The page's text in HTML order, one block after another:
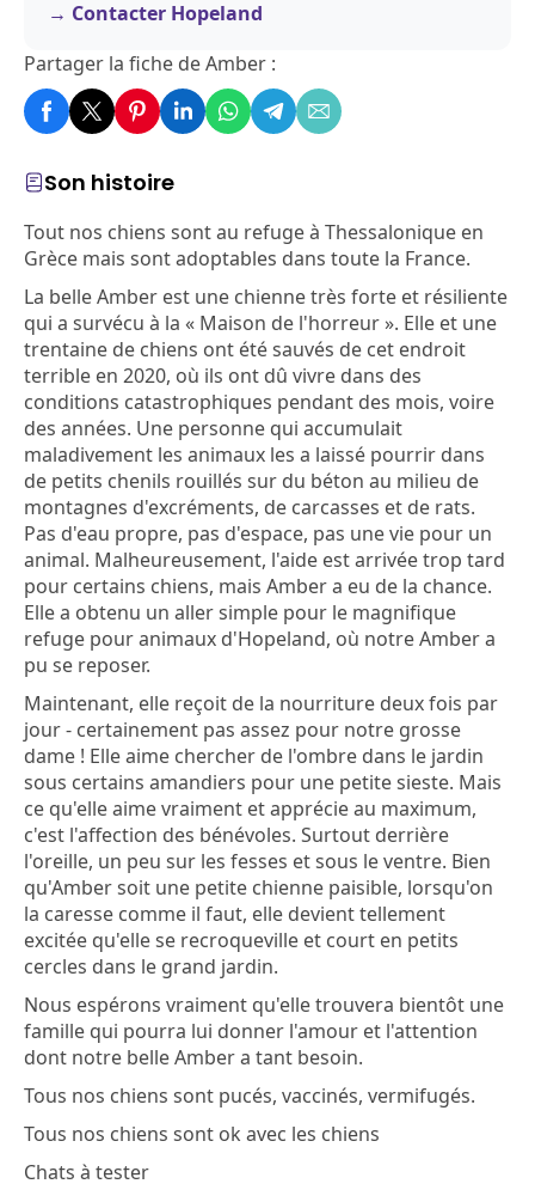
Son histoire
Tout nos chiens sont au refuge à Thessalonique en
Grèce mais sont adoptables dans toute la France.
La belle Amber est une chienne très forte et résiliente
qui a survécu à la « Maison de l'horreur ». Elle et une
trentaine de chiens ont été sauvés de cet endroit
terrible en 2020, où ils ont dû vivre dans des
conditions catastrophiques pendant des mois, voire
des années. Une personne qui accumulait
maladivement les animaux les a laissé pourrir dans
de petits chenils rouillés sur du béton au milieu de
montagnes d'excréments, de carcasses et de rats.
Pas d'eau propre, pas d'espace, pas une vie pour un
animal. Malheureusement, l'aide est arrivée trop tard
pour certains chiens, mais Amber a eu de la chance.
Elle a obtenu un aller simple pour le magnifique
refuge pour animaux d'Hopeland, où notre Amber a
pu se reposer.
Maintenant, elle reçoit de la nourriture deux fois par
jour - certainement pas assez pour notre grosse
dame ! Elle aime chercher de l'ombre dans le jardin
sous certains amandiers pour une petite sieste. Mais
ce qu'elle aime vraiment et apprécie au maximum,
c'est l'affection des bénévoles. Surtout derrière
l'oreille, un peu sur les fesses et sous le ventre. Bien
qu'Amber soit une petite chienne paisible, lorsqu'on
la caresse comme il faut, elle devient tellement
excitée qu'elle se recroqueville et court en petits
cercles dans le grand jardin.
Nous espérons vraiment qu'elle trouvera bientôt une
famille qui pourra lui donner l'amour et l'attention
dont notre belle Amber a tant besoin.
Tous nos chiens sont pucés, vaccinés, vermifugés.
Tous nos chiens sont ok avec les chiens
Chats à tester
Contacter Hopeland
Partager la fiche de Amber :